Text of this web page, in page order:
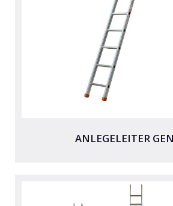
ANLEGELEITER